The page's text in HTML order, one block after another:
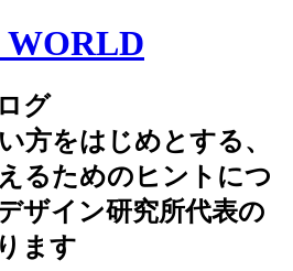
WORLD
グ
方をはじめとする、
るためのヒントにつ
ザイン研究所代表の
ます